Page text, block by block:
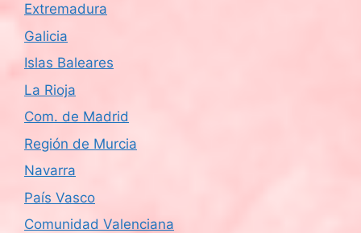
Extremadura
Galicia
Islas Baleares
La Rioja
Com. de Madrid
Región de Murcia
Navarra
País Vasco
Comunidad Valenciana